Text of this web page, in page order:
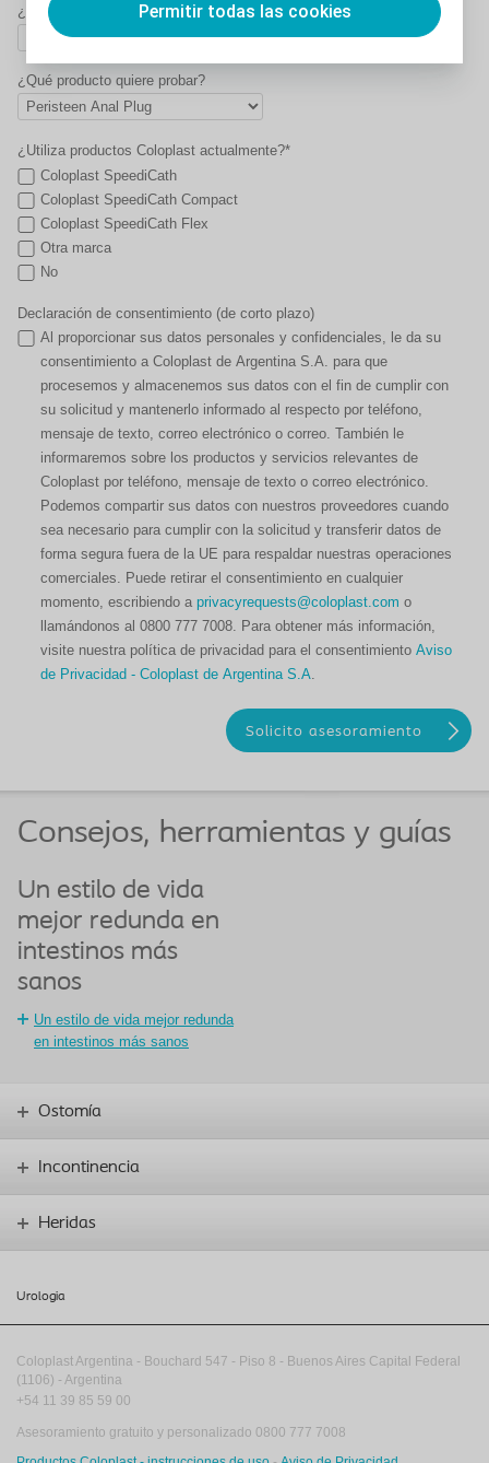
Permitir todas las cookies
¿Tiene alguna patología?*
¿Qué producto quiere probar?
¿Utiliza productos Coloplast actualmente?*
Coloplast SpeediCath
Coloplast SpeediCath Compact
Coloplast SpeediCath Flex
Otra marca
No
Declaración de consentimiento (de corto plazo)
Al proporcionar sus datos personales y confidenciales, le da su
consentimiento a Coloplast de Argentina S.A. para que
procesemos y almacenemos sus datos con el fin de cumplir con
su solicitud y mantenerlo informado al respecto por teléfono,
mensaje de texto, correo electrónico o correo. También le
informaremos sobre los productos y servicios relevantes de
Coloplast por teléfono, mensaje de texto o correo electrónico.
Podemos compartir sus datos con nuestros proveedores cuando
sea necesario para cumplir con la solicitud y transferir datos de
forma segura fuera de la UE para respaldar nuestras operaciones
comerciales. Puede retirar el consentimiento en cualquier
momento, escribiendo a privacyrequests@coloplast.com o
llamándonos al 0800 777 7008. Para obtener más información,
visite nuestra política de privacidad para el consentimiento Aviso
de Privacidad - Coloplast de Argentina S.A.
Consejos, herramientas y guías
Un estilo de vida
mejor redunda en
intestinos más
sanos
Un estilo de vida mejor redunda
en intestinos más sanos
Ostomía
Incontinencia
Heridas
Urologia
Coloplast Argentina - Bouchard 547 - Piso 8 - Buenos Aires Capital Federal
(1106) - Argentina
+54 11 39 85 59 00
Asesoramiento gratuito y personalizado 0800 777 7008